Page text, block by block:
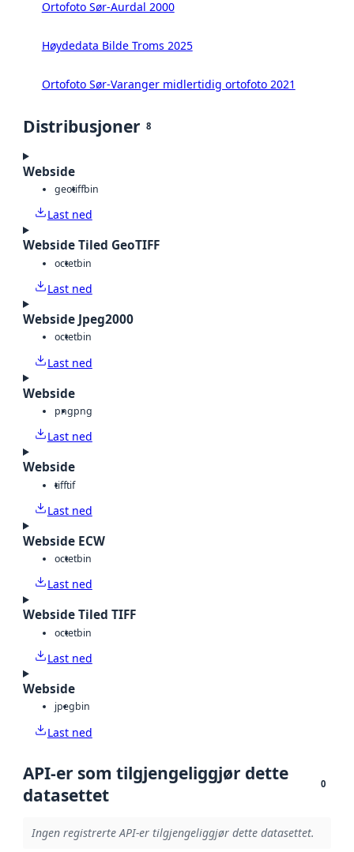
Ortofoto Sør-Aurdal 2000
Høydedata Bilde Troms 2025
Ortofoto Sør-Varanger midlertidig ortofoto 2021
Distribusjoner 8
Webside
geotiffbin
Last ned
Webside Tiled GeoTIFF
octetbin
Last ned
Webside Jpeg2000
octetbin
Last ned
Webside
pngpng
Last ned
Webside
tifftif
Last ned
Webside ECW
octetbin
Last ned
Webside Tiled TIFF
octetbin
Last ned
Webside
jpegbin
Last ned
API-er som tilgjengeliggjør dette
datasettet
0
Ingen registrerte API-er tilgjengeliggjør dette datasettet.